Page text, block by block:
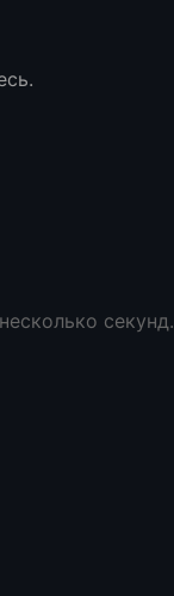
секунд.